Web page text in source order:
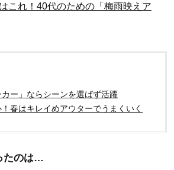
これ！40代のための「梅雨映えア
ー」ならシーンを選ばず活躍
春はキレイめアウターでうまくいく
たのは…